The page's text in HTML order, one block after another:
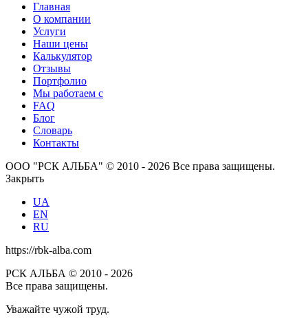
Главная
О компании
Услуги
Наши цены
Калькулятор
Отзывы
Портфолио
Мы работаем с
FAQ
Блог
Словарь
Контакты
ООО "РСК АЛЬБА" © 2010 - 2026 Все права защищены.
Закрыть
UA
EN
RU
https://rbk-alba.com
РСК АЛЬБА © 2010 - 2026
Все права защищены.
Уважайте чужой труд.